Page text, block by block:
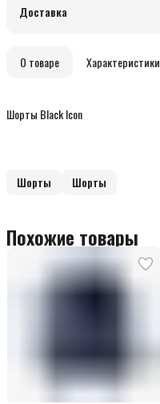
Доставка
О товаре Характеристики
Шорты Black Icon
Шорты Шорты
Похожие товары